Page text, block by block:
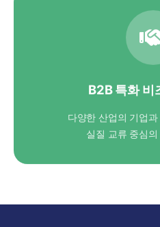
B2B 특화 비
다양한 산업의 기업
실질 교류 중심